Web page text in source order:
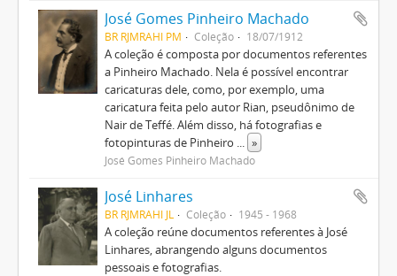
José Gomes Pinheiro Machado
BR RJMRAHI PM Coleção 18/07/1912
A coleção é composta por documentos referentes
a Pinheiro Machado. Nela é possível encontrar
caricaturas dele, como, por exemplo, uma
caricatura feita pelo autor Rian, pseudônimo de
Nair de Teffé. Além disso, há fotografias e
fotopinturas de Pinheiro ... »
José Gomes Pinheiro Machado
José Linhares
BR RJMRAHI JL Coleção 1945 - 1968
A coleção reúne documentos referentes à José
Linhares, abrangendo alguns documentos
pessoais e fotografias.